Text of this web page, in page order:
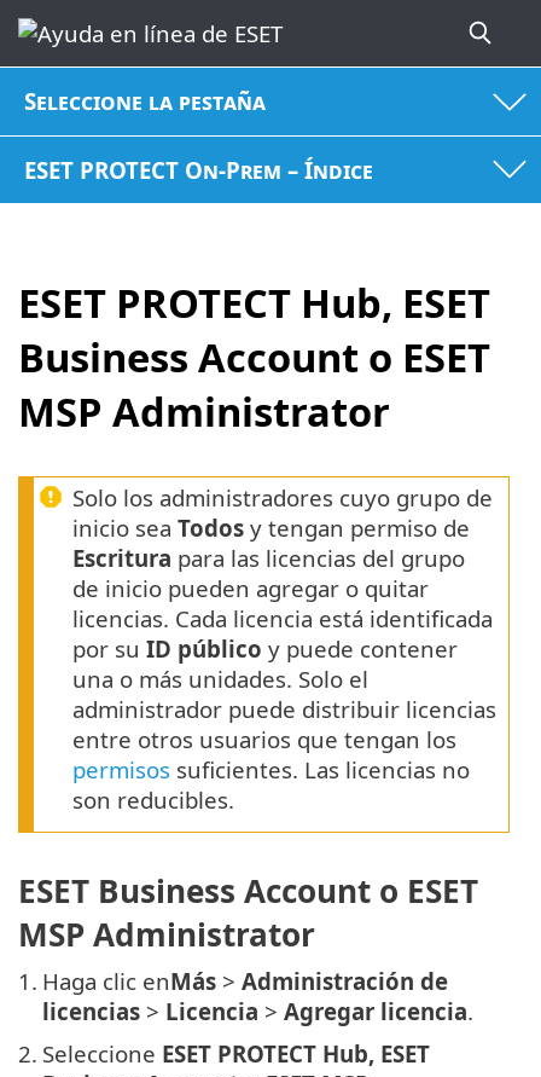
Seleccione la pestaña
ESET PROTECT On-Prem – Índice
ESET PROTECT Hub, ESET
Business Account o ESET
MSP Administrator
Solo los administradores cuyo grupo de
inicio sea Todos y tengan permiso de
Escritura para las licencias del grupo
de inicio pueden agregar o quitar
licencias. Cada licencia está identificada
por su ID público y puede contener
una o más unidades. Solo el
administrador puede distribuir licencias
entre otros usuarios que tengan los
permisos suficientes. Las licencias no
son reducibles.
ESET Business Account o ESET
MSP Administrator
1. Haga clic enMás > Administración de
licencias > Licencia > Agregar licencia.
2. Seleccione ESET PROTECT Hub, ESET